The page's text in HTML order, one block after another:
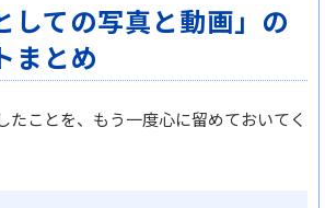
しての写真と動画」の
まとめ
たことを、もう一度心に留めておいてく